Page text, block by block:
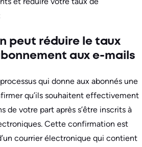
peut réduire le taux
aux e-mails
qui donne aux abonnés une
qu’ils souhaitent effectivement
de votre part après s’être inscrits à
Cette confirmation est
courrier électronique qui contient